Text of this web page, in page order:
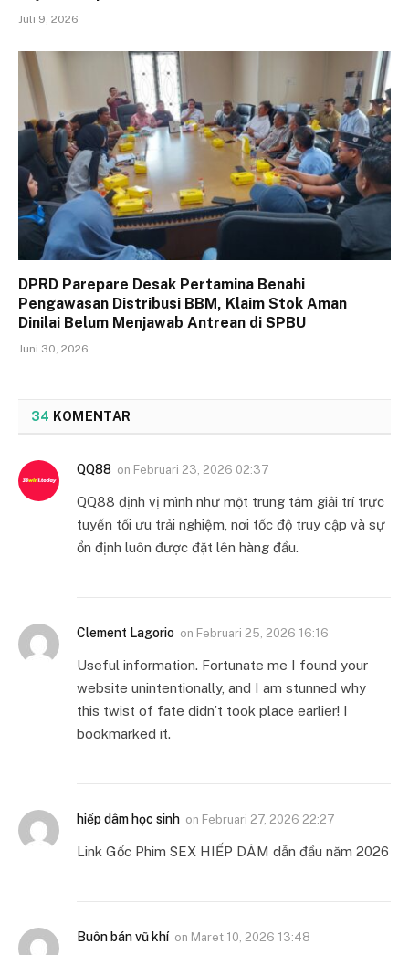
Juli 9, 2026
DPRD Parepare Desak Pertamina Benahi
Pengawasan Distribusi BBM, Klaim Stok Aman
Dinilai Belum Menjawab Antrean di SPBU
Juni 30, 2026
34 KOMENTAR
QQ88 on Februari 23, 2026 02:37
QQ88 định vị mình như một trung tâm giải trí trực
tuyến tối ưu trải nghiệm, nơi tốc độ truy cập và sự
ổn định luôn được đặt lên hàng đầu.
Clement Lagorio on Februari 25, 2026 16:16
Useful information. Fortunate me I found your
website unintentionally, and I am stunned why
this twist of fate didn’t took place earlier! I
bookmarked it.
hiếp dâm học sinh on Februari 27, 2026 22:27
Link Gốc Phim SEX HIẾP DÂM dẫn đầu năm 2026
Buôn bán vũ khí on Maret 10, 2026 13:48